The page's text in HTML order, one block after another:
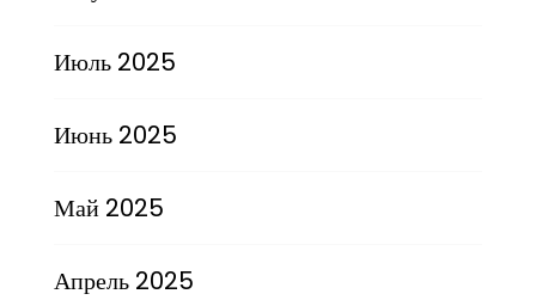
Июль 2025
Июнь 2025
Май 2025
Апрель 2025